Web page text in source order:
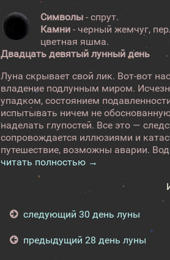
Символы - спрут.
Камни - черный жемчуг,
цветная яшма.
Двадцать девятый лунный день
Луна скрывает свой лик. Вот-вот
владение подлунным миром.
упадком, состоянием
испытывать ничем не
наделать глупостей. Все это —
сопровождается иллюзиями и
путешествие, возможны аварии.
читать полностью →
следующий 30 день луны
предыдущий 28 день луны